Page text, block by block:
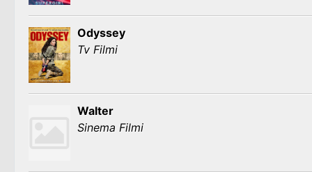
Odyssey
Tv Filmi
Walter
Sinema Filmi